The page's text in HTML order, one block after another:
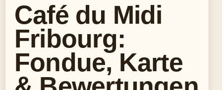
Café du Midi
Fribourg:
Fondue, Karte